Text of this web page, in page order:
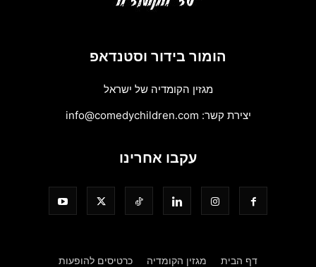
הומור בידור וסטנדאפ
מגזין הקומדיה של ישראל
יצירת קשר: info@comedychildren.com
עקבו אחרינו
דף הבית מגזין הקומדיה כרטיסים להופעות